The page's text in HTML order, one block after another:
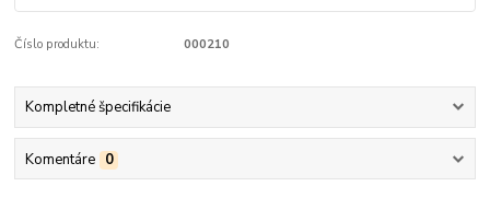
Číslo produktu: 000210
Kompletné špecifikácie
Komentáre 0